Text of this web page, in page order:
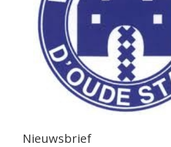
Nieuwsbrief